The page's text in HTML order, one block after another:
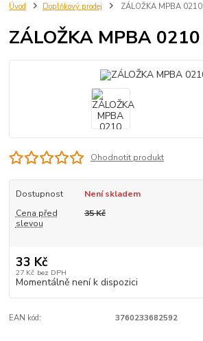
Úvod Doplňkový prodej ZÁLOŽKA MPBA 0210
ZÁLOŽKA MPBA 0210
Ohodnotit produkt
Dostupnost
Není skladem
Cena před
slevou
35 Kč
33 Kč
27 Kč bez DPH
Momentálně není k dispozici
EAN kód: 3760233682592